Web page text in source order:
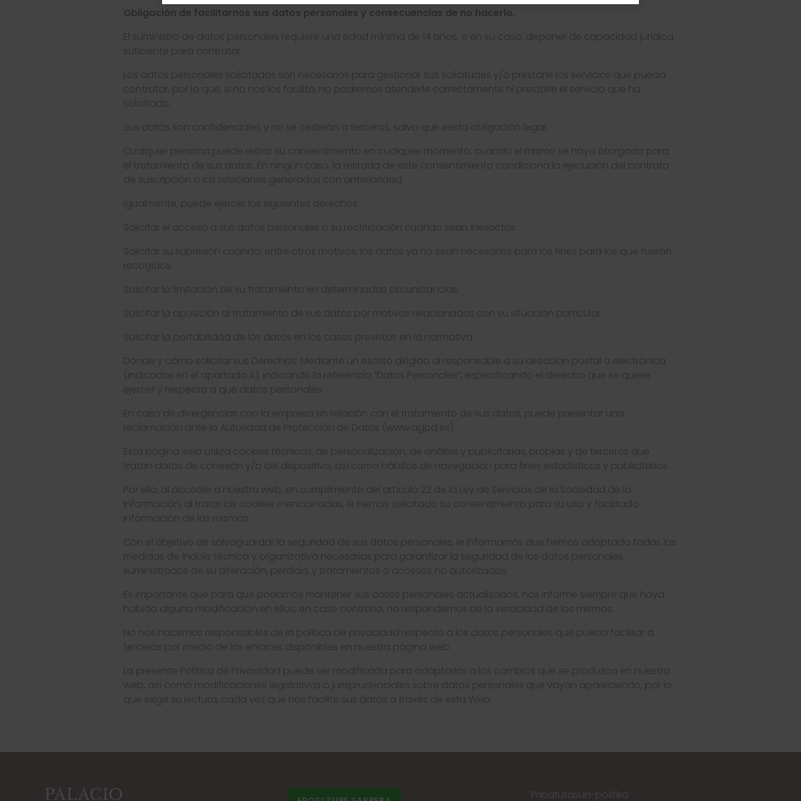
Obligación de facilitarnos sus datos personales y consecuencias de no hacerlo.
El suministro de datos personales requiere una edad mínima de 14 años, o en su caso, disponer de capacidad jurídica
suficiente para contratar.
Los datos personales solicitados son necesarios para gestionar sus solicitudes y/o prestarle los servicios que pueda
contratar, por lo que, si no nos los facilita, no podremos atenderle correctamente ni prestarle el servicio que ha
solicitado.
Sus datos son confidenciales y no se cederán a terceros, salvo que exista obligación legal.
Cualquier persona puede retirar su consentimiento en cualquier momento, cuando el mismo se haya otorgado para
el tratamiento de sus datos. En ningún caso, la retirada de este consentimiento condiciona la ejecución del contrato
de suscripción o las relaciones generadas con anterioridad.
Igualmente, puede ejercer los siguientes derechos:
Solicitar el acceso a sus datos personales o su rectificación cuando sean inexactos.
Solicitar su supresión cuando, entre otros motivos, los datos ya no sean necesarios para los fines para los que fueron
recogidos.
Solicitar la limitación de su tratamiento en determinadas circunstancias.
Solicitar la oposición al tratamiento de sus datos por motivos relacionados con su situación particular.
Solicitar la portabilidad de los datos en los casos previstos en la normativa.
Dónde y cómo solicitar sus Derechos: Mediante un escrito dirigido al responsable a su dirección postal o electrónica
(indicadas en el apartado A), indicando la referencia “Datos Personales”, especificando el derecho que se quiere
ejercer y respecto a qué datos personales.
En caso de divergencias con la empresa en relación con el tratamiento de sus datos, puede presentar una
reclamación ante la Autoridad de Protección de Datos (www.agpd.es).
Esta página web utiliza cookies técnicas, de personalización, de análisis y publicitarias, propias y de terceros que
tratan datos de conexión y/o del dispositivo, así como hábitos de navegación para fines estadísticos y publicitarios.
Por ello, al acceder a nuestra web, en cumplimiento del artículo 22 de la Ley de Servicios de la Sociedad de la
Información, al tratar las cookies mencionadas, le hemos solicitado su consentimiento para su uso y facilitado
información de las mismas.
Con el objetivo de salvaguardar la seguridad de sus datos personales, le informamos que hemos adoptado todas las
medidas de índole técnica y organizativa necesarias para garantizar la seguridad de los datos personales
suministrados de su alteración, pérdida, y tratamientos o accesos no autorizados.
Es importante que para que podamos mantener sus datos personales actualizados, nos informe siempre que haya
habido alguna modificación en ellos, en caso contrario, no respondemos de la veracidad de los mismos.
No nos hacemos responsables de la política de privacidad respecto a los datos personales que pueda facilitar a
terceros por medio de los enlaces disponibles en nuestra página web.
La presente Política de Privacidad puede ser modificada para adaptarlas a los cambios que se produzca en nuestra
web, así como modificaciones legislativas o jurisprudenciales sobre datos personales que vayan apareciendo, por lo
que exige su lectura, cada vez que nos facilite sus datos a través de esta Web.
Pribatutasun-politika